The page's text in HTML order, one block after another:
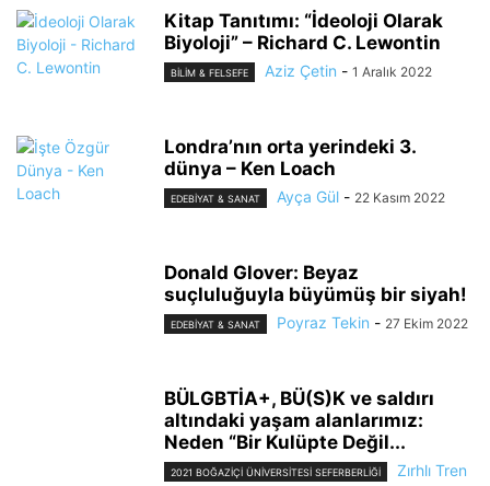
Kitap Tanıtımı: “İdeoloji Olarak
Biyoloji” – Richard C. Lewontin
BILIM & FELSEFE Aziz Çetin - 1 Aralık 2022
Londra’nın orta yerindeki 3.
dünya – Ken Loach
EDEBIYAT & SANAT Ayça Gül - 22 Kasım 2022
Donald Glover: Beyaz
suçluluğuyla büyümüş bir siyah!
EDEBIYAT & SANAT Poyraz Tekin - 27 Ekim 2022
BÜLGBTİA+, BÜ(S)K ve saldırı
altındaki yaşam alanlarımız:
Neden “Bir Kulüpte Değil...
2021 BOĞAZIÇI ÜNIVERSITESI SEFERBERLIĞI
Zırhlı Tren